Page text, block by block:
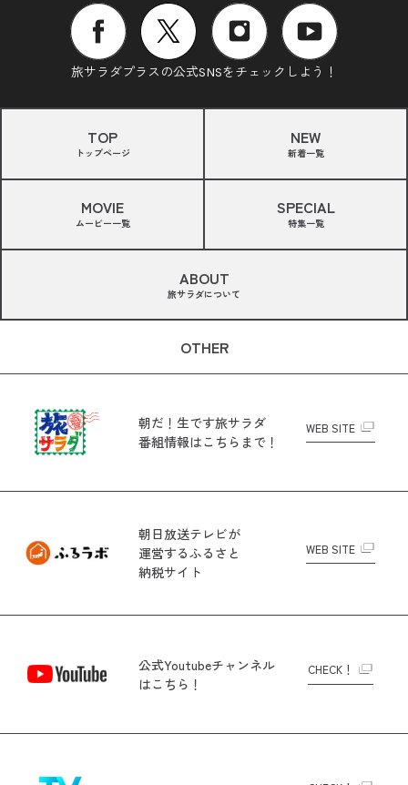
旅サラダプラスの公式SNSをチェックしよう！
TOP
トップページ
NEW
新着一覧
MOVIE
ムービー一覧
SPECIAL
特集一覧
ABOUT
旅サラダについて
OTHER
朝だ！生です旅サラダ
番組情報はこちらまで！
WEB SITE
朝日放送テレビが
運営するふるさと
納税サイト
WEB SITE
公式Youtubeチャンネル
はこちら！
CHECK！